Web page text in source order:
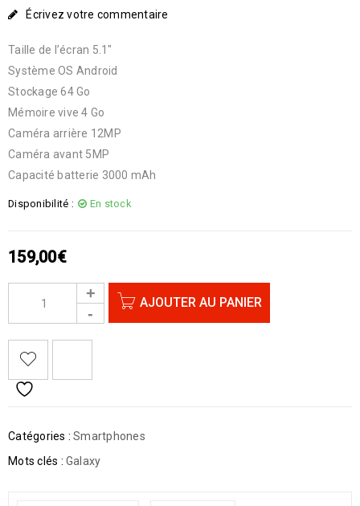
Écrivez votre commentaire
Taille de l’écran 5.1″
Système OS Android
Stockage 64 Go
Mémoire vive 4 Go
Caméra arrière 12MP
Caméra avant 5MP
Capacité batterie 3000 mAh
Disponibilité : En stock
159,00€
AJOUTER AU PANIER
Catégories : Smartphones
Mots clés : Galaxy